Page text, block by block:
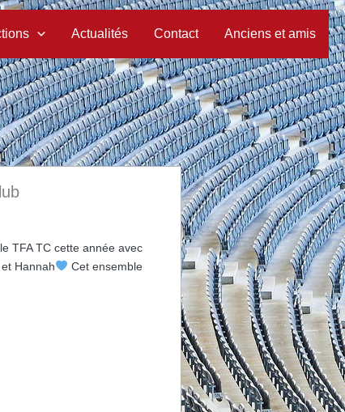
Actualités Contact Anciens et amis
TFA TC cette année avec
Hannah
Cet ensemble